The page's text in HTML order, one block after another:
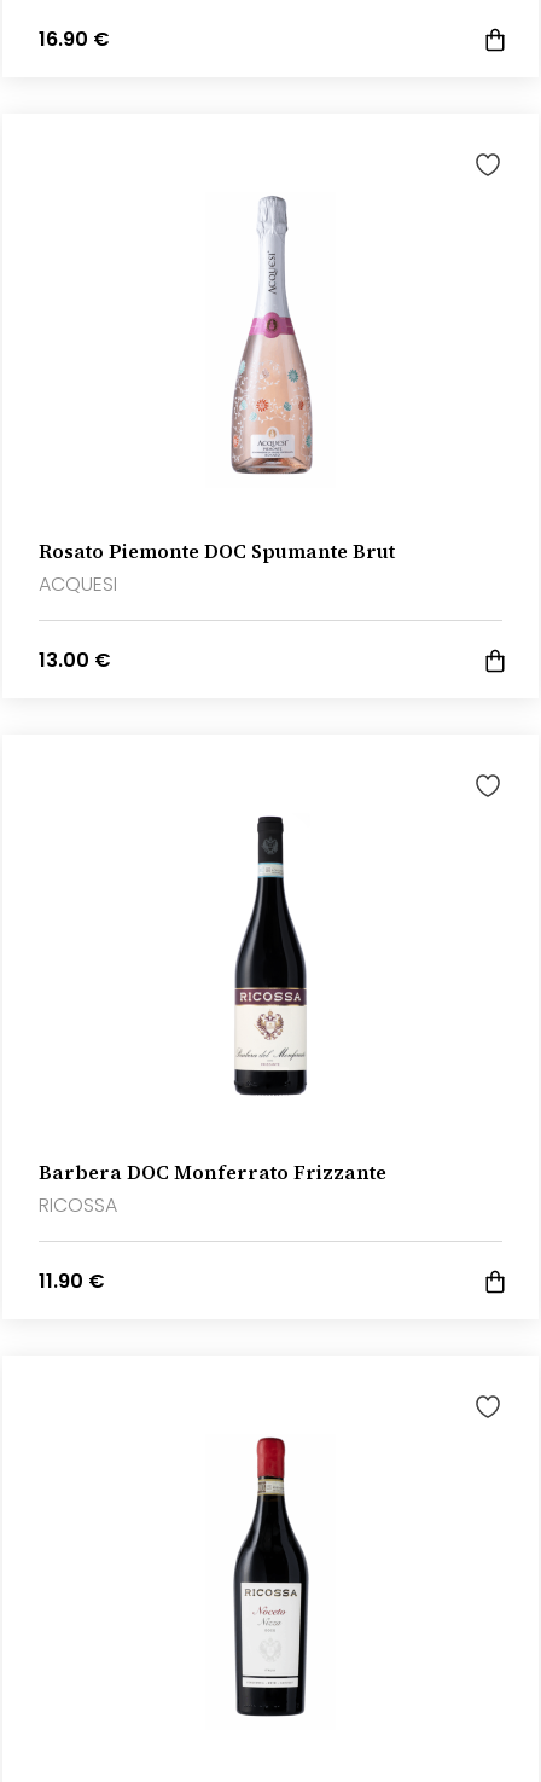
16.90 €
Rosato Piemonte DOC Spumante Brut
ACQUESI
13.00 €
Barbera DOC Monferrato Frizzante
RICOSSA
11.90 €